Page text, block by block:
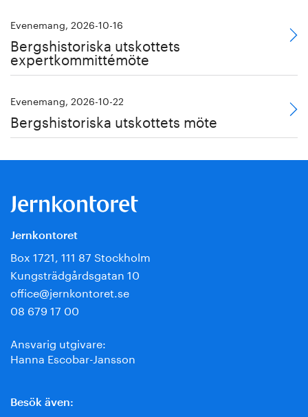
Publicerat
Bildbank
Om oss
Evenemang, 2026-10-16
Bergshistoriska utskottets
expertkommittémöte
Evenemang, 2026-10-22
Bergshistoriska utskottets möte
Jernkontoret
Box 1721, 111 87 Stockholm
Kungsträdgårdsgatan 10
office@jernkontoret.se
08 679 17 00
Ansvarig utgivare:
Hanna Escobar-Jansson
Besök även: